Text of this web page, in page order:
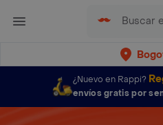
¿Nuevo en Rappi?
envíos gratis por